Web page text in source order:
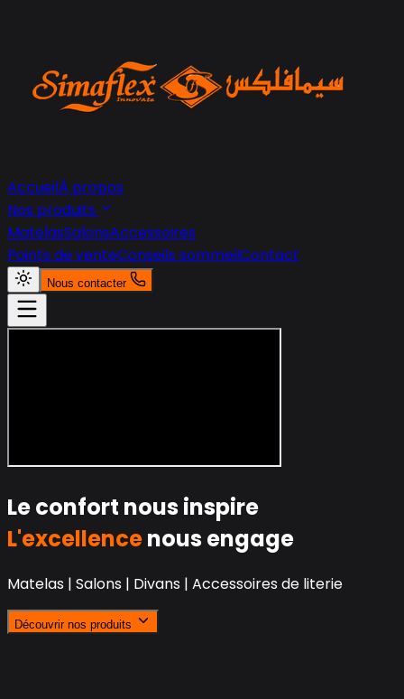
AccueilÀ propos
Nos produits
MatelasSalonsAccessoires
Points de venteConseils sommeilContact
Nous contacter
Le confort nous inspire
L'excellencenous engage
Matelas | Salons | Divans | Accessoires de literie
Découvrir nos produits